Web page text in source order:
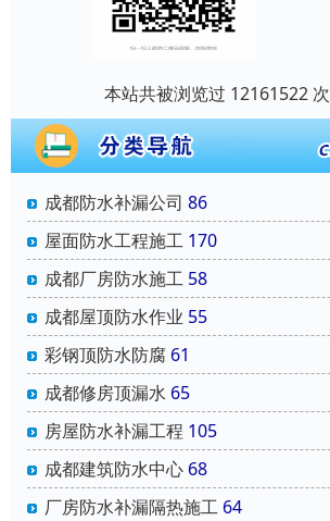
本站共被浏览过 12161522 次
成都防水补漏公司 86
屋面防水工程施工 170
成都厂房防水施工 58
成都屋顶防水作业 55
彩钢顶防水防腐 61
成都修房顶漏水 65
房屋防水补漏工程 105
成都建筑防水中心 68
厂房防水补漏隔热施工 64